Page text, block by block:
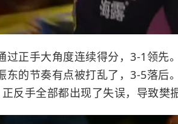
过正手大角度连续得分，3-1领先
东的节奏有点被打乱了，3-5落后
反手全部都出现了失误，导致樊